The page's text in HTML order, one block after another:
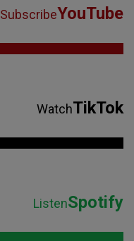
SubscribeYouTube
WatchTikTok
ListenSpotify